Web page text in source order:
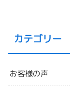
カテゴリー
お客様の声